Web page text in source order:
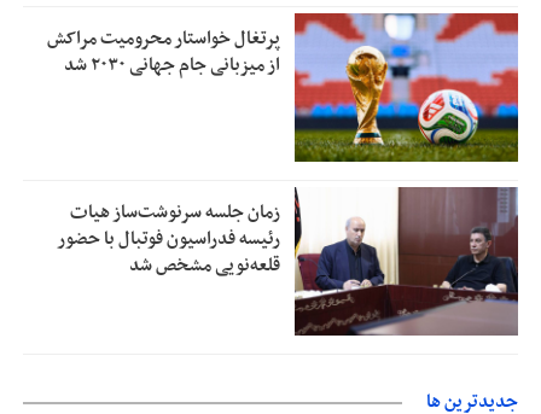
پرتغال خواستار محرومیت مراکش
از میزبانی جام جهانی ۲۰۳۰ شد
زمان جلسه سرنوشت‌ساز هیات
رئیسه فدراسیون فوتبال با حضور
قلعه‌نویی مشخص شد
جديدترين ها